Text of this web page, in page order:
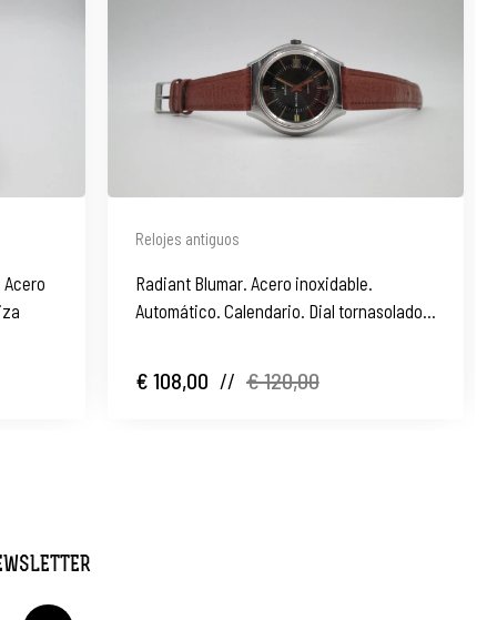
Relojes antiguos
Radiant Blumar. Acero inoxidable.
Automático. Calendario. Dial tornasolado.
€ 108,00 // € 120,00